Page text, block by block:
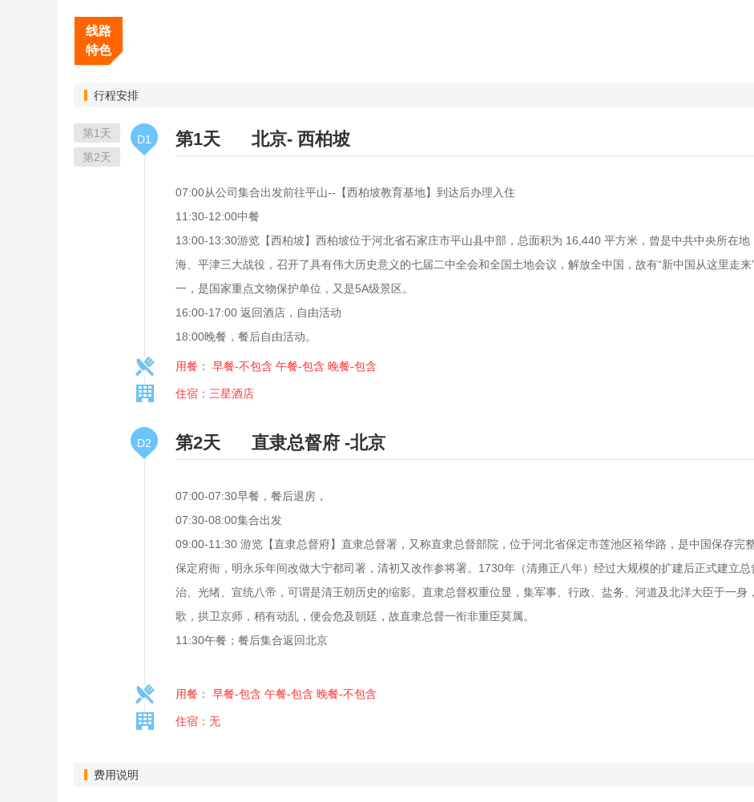
线路
特色
行程安排
第1天
第2天
D1 第1天 北京- 西柏坡
07:00从公司集合出发前往平山--【西柏坡教育基地】到达后办理入住
11:30-12:00中餐
13:00-13:30游览【西柏坡】西柏坡位于河北省石家庄市平山县中部，总面积为 16,440 平方米，曾是中共中央所在
海、平津三大战役，召开了具有伟大历史意义的七届二中全会和全国土地会议，解放全中国，故有“新中国从这里走
一，是国家重点文物保护单位，又是5A级景区。
16:00-17:00 返回酒店，自由活动
18:00晚餐，餐后自由活动。
用餐： 早餐-不包含 午餐-包含 晚餐-包含
住宿：三星酒店
D2 第2天 直隶总督府 -北京
07:00-07:30早餐，餐后退房，
07:30-08:00集合出发
09:00-11:30 游览【直隶总督府】直隶总督署，又称直隶总督部院，位于河北省保定市莲池区裕华路，是中国保存完
保定府衙，明永乐年间改做大宁都司署，清初又改作参将署。1730年（清雍正八年）经过大规模的扩建后正式建立
治、光绪、宣统八帝，可谓是清王朝历史的缩影。直隶总督权重位显，集军事、行政、盐务、河道及北洋大臣于一
歌，拱卫京师，稍有动乱，便会危及朝廷，故直隶总督一衔非重臣莫属。
11:30午餐；餐后集合返回北京
用餐： 早餐-包含 午餐-包含 晚餐-不包含
住宿：无
费用说明